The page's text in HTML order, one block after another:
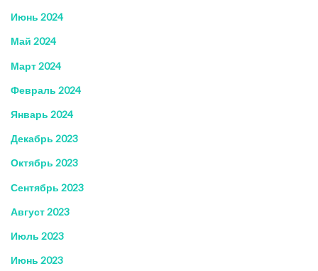
Июнь 2024
Май 2024
Март 2024
Февраль 2024
Январь 2024
Декабрь 2023
Октябрь 2023
Сентябрь 2023
Август 2023
Июль 2023
Июнь 2023